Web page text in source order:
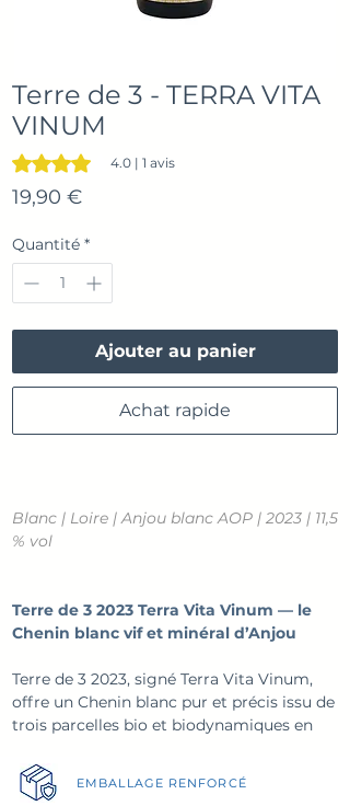
Terre de 3 - TERRA VITA
VINUM
La note est de 4.0 sur cinq étoiles selon 1
4.0 | 1 avis
19,90 €Prix
Quantité *
Ajouter au panier
Achat rapide
Blanc | Loire | Anjou blanc AOP | 2023 | 11,5
% vol
Terre de 3 2023 Terra Vita Vinum — le
Chenin blanc vif et minéral d’Anjou
Terre de 3 2023, signé Terra Vita Vinum,
offre un Chenin blanc pur et précis issu de
trois parcelles bio et biodynamiques en
blanches et minéralité crayeuse ; la
bouche est fraîche, droite et équilibrée,
EMBALLAGE RENFORCÉ